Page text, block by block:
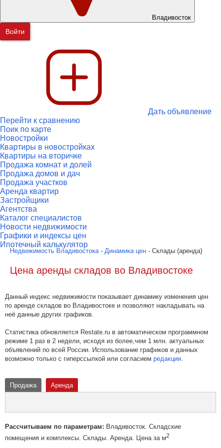
Владивосток
Войти
Дать объявление
Перейти к сравнению
Поик по карте
Новостройки
Квартиры в новостройках
Квартиры на вторичке
Продажа комнат и долей
Продажа домов и дач
Продажа участков
Аренда квартир
Застройщики
Агентства
Каталог специалистов
Новости недвижимости
Графики и индексы цен
Ипотечный калькулятор
Недвижимость Владивостока - Динамика цен - Склады (аренда)
Цена аренды складов во Владивостоке
Данный индекс недвижимости показывает динамику изменения цен
по аренде складов во Владивостоке и позволяют накладывать на
неё данные других графиков.
Статистика обновляется Restate.ru в автоматическом программном
режиме 1 раз в 2 недели, исходя из более,чем 1 млн. актуальных
объявлений по всей России. Использование графиков и данных
возможно только с гиперссылкой или согласием редакции.
Продажа Аренда
Рассчитываем по параметрам: Владивосток. Складские
помещения и комплексы. Склады. Аренда. Цена за м2